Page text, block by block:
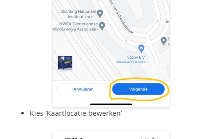
Kies ‘Kaartlocatie bewerken’